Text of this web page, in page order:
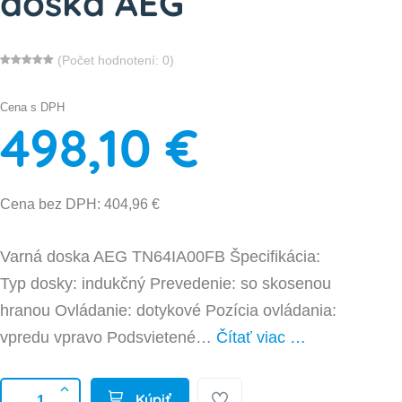
(Počet hodnotení: 0)
Cena s DPH
498,10 €
Cena bez DPH: 404,96 €
Varná doska AEG TN64IA00FB Špecifikácia:
Typ dosky: indukčný Prevedenie: so skosenou
hranou Ovládanie: dotykové Pozícia ovládania:
vpredu vpravo Podsvietené… Čítať viac …